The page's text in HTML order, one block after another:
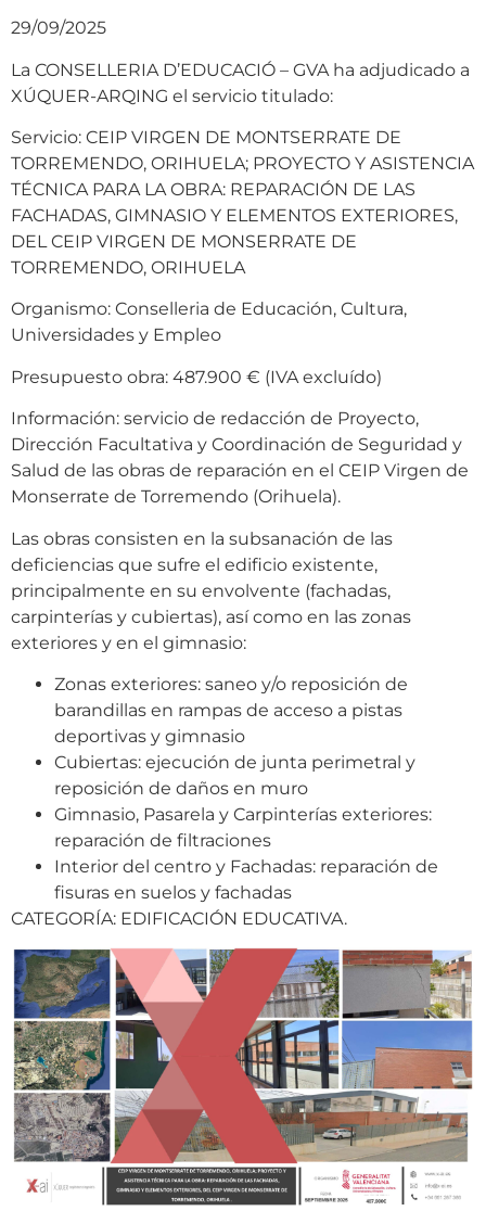
29/09/2025
La CONSELLERIA D’EDUCACIÓ – GVA ha adjudicado a
XÚQUER-ARQING el servicio titulado:
Servicio: CEIP VIRGEN DE MONTSERRATE DE
TORREMENDO, ORIHUELA; PROYECTO Y ASISTENCIA
TÉCNICA PARA LA OBRA: REPARACIÓN DE LAS
FACHADAS, GIMNASIO Y ELEMENTOS EXTERIORES,
DEL CEIP VIRGEN DE MONSERRATE DE
TORREMENDO, ORIHUELA
Organismo: Conselleria de Educación, Cultura,
Universidades y Empleo
Presupuesto obra: 487.900 € (IVA excluído)
Información: servicio de redacción de Proyecto,
Dirección Facultativa y Coordinación de Seguridad y
Salud de las obras de reparación en el CEIP Virgen de
Monserrate de Torremendo (Orihuela).
Las obras consisten en la subsanación de las
deficiencias que sufre el edificio existente,
principalmente en su envolvente (fachadas,
carpinterías y cubiertas), así como en las zonas
exteriores y en el gimnasio:
Zonas exteriores: saneo y/o reposición de
barandillas en rampas de acceso a pistas
deportivas y gimnasio
Cubiertas: ejecución de junta perimetral y
reposición de daños en muro
Gimnasio, Pasarela y Carpinterías exteriores:
reparación de filtraciones
Interior del centro y Fachadas: reparación de
fisuras en suelos y fachadas
CATEGORÍA: EDIFICACIÓN EDUCATIVA.